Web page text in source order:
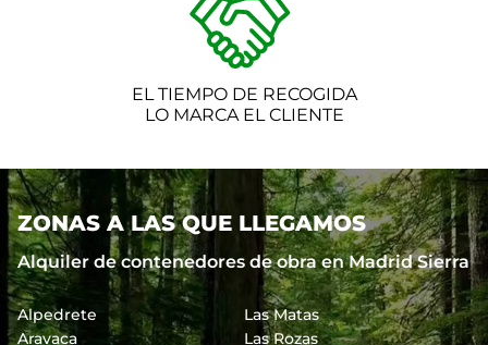
EL TIEMPO DE RECOGIDA
LO MARCA EL CLIENTE
ZONAS A LAS QUE LLEGAMOS
Alquiler de contenedores de obra en Madrid Sierra
Alpedrete
Aravaca
Las Matas
Las Rozas